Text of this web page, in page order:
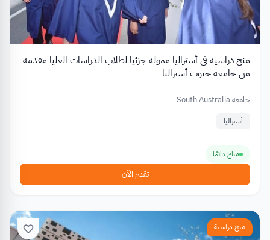
منح دراسية في أستراليا ممولة جزئيا لطلاب الدراسات العليا مقدمة
من جامعة جنوب أستراليا
جامعة South Australia
أستراليا
متاح دائمًا
تقدم الآن
منح دراسية